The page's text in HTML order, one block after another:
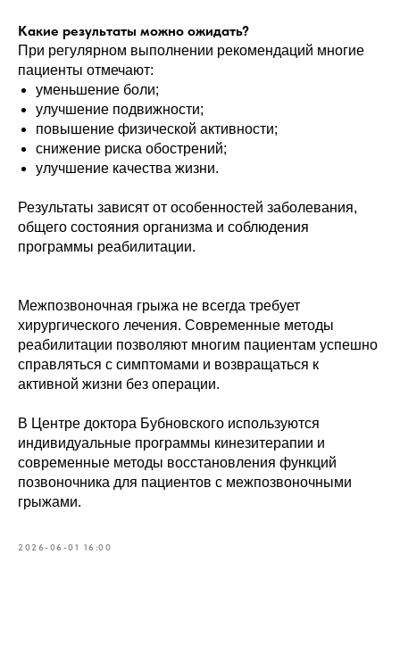
Какие результаты можно ожидать?
При регулярном выполнении рекомендаций многие
пациенты отмечают:
уменьшение боли;
улучшение подвижности;
повышение физической активности;
снижение риска обострений;
улучшение качества жизни.
Результаты зависят от особенностей заболевания,
общего состояния организма и соблюдения
программы реабилитации.
Межпозвоночная грыжа не всегда требует
хирургического лечения. Современные методы
реабилитации позволяют многим пациентам успешно
справляться с симптомами и возвращаться к
активной жизни без операции.
В Центре доктора Бубновского используются
индивидуальные программы кинезитерапии и
современные методы восстановления функций
позвоночника для пациентов с межпозвоночными
грыжами.
2026-06-01 16:00